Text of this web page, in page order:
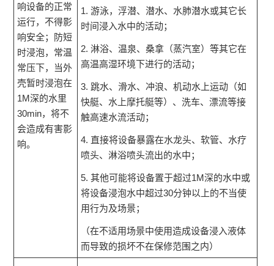
响设备的正常
运行，不得影
响安全；防短
时浸泡，常温
常压下，当外
壳暂时浸泡在
1M深的水里
30min，将不
会造成有害影
响。
1. 游泳，浮潜、潜水、水肺潜水或其它长
时间浸入水中的活动；
2. 淋浴、温泉、桑拿（蒸汽室）等其它在
高温高湿环境下进行的活动；
3. 跳水、滑水、冲浪、机动水上运动（如
快艇、水上摩托艇等）、洗车、漂流等接
触高速水流活动；
4. 直接将设备暴露在水龙头、软管、水疗
喷头、淋浴喷头流出的水中；
5. 其他可能将设备置于超过1M深的水中或
将设备浸泡水中超过30分钟以上的不当使
用行为及场景；
（在不适用场景中使用造成设备浸入液体
而导致的损坏不在保修范围之内）